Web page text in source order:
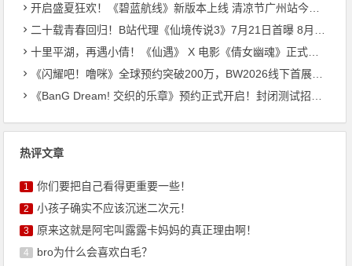
开启盛夏狂欢！《碧蓝航线》新版本上线 清凉节广州站今日启幕
二十载青春回归！B站代理《仙境传说3》7月21日首曝 8月27日首测开启招募
十里平湖，再遇小倩！《仙遇》 X 电影《倩女幽魂》正式开启
《闪耀吧！噜咪》全球预约突破200万，BW2026线下首展进行中
《BanG Dream! 交织的乐章》预约正式开启！封闭测试招募同步启动
热评文章
1 你们要把自己看得更重要一些！
2 小孩子确实不应该沉迷二次元！
3 原来这就是阿宅叫露露卡妈妈的真正理由啊！
4 bro为什么会喜欢白毛？